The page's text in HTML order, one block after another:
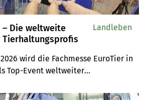
– Die weltweite
Tierhaltungsprofis
wird die Fachmesse EuroTier in
Top-Event weltweiter
selber mit dabei.
Landleben